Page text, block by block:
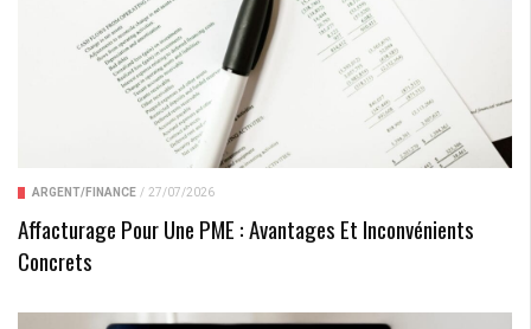
ARGENT/FINANCE / 27/07/2026
Affacturage Pour Une PME : Avantages Et Inconvénients
Concrets